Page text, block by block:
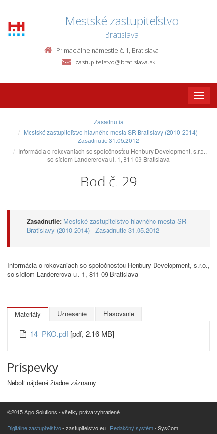
Mestské zastupiteľstvo
Bratislava
Primaciálne námestie č. 1, Bratislava
zastupitelstvo@bratislava.sk
Toggle
Zasadnutia
Mestské zastupiteľstvo hlavného mesta SR Bratislavy (2010-2014) -
Zasadnutie 31.05.2012
Informácia o rokovaniach so spoločnosťou Henbury Development, s.r.o.,
so sídlom Landererova ul. 1, 811 09 Bratislava
Bod č. 29
Zasadnutie: Mestské zastupiteľstvo hlavného mesta SR
Bratislavy (2010-2014) - Zasadnutie 31.05.2012
Informácia o rokovaniach so spoločnosťou Henbury Development, s.r.o.,
so sídlom Landererova ul. 1, 811 09 Bratislava
Materiály Uznesenie Hlasovanie
14_PKO.pdf [pdf, 2.16 MB]
Príspevky
Neboli nájdené žiadne záznamy
©2015 Aglo Solutions - všetky práva vyhradené
Digitálne zastupiteľstvo- zastupitelstvo.eu | Redakčný systém- SysCom